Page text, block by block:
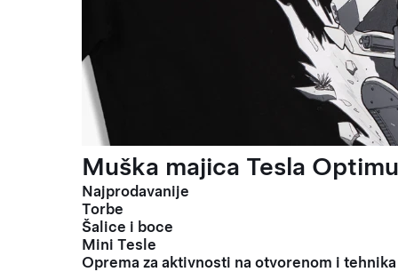
Muška majica Tesla
Najprodavanije
Torbe
Šalice i boce
Mini Tesle
Oprema za aktivnosti na otvorenom i tehnika